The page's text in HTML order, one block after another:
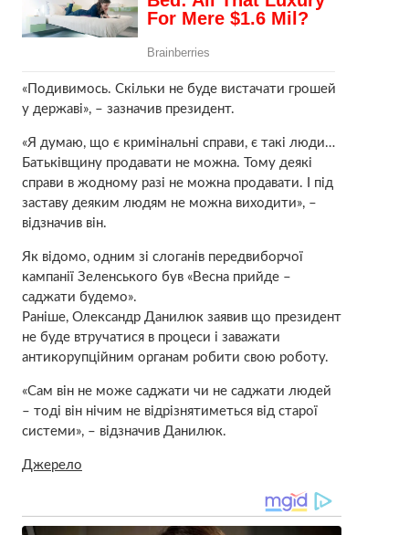
«Подивимось. Скільки не буде вистачати грошей
у державі», – зазначив президент.
«Я думаю, що є кримінальні справи, є такі люди…
Батьківщину продавати не можна. Тому деякі
справи в жодному разі не можна продавати. І під
заставу деяким людям не можна виходити», –
відзначив він.
Як відомо, одним зі слоганів передвиборчої
кампанії Зеленського був «Весна прийде –
саджати будемо».
Раніше, Олександр Данилюк заявив що президент
не буде втручатися в процеси і заважати
антикорупційним органам робити свою роботу.
«Сам він не може саджати чи не саджати людей
– тоді він нічим не відрізнятиметься від старої
системи», – відзначив Данилюк.
Джерело